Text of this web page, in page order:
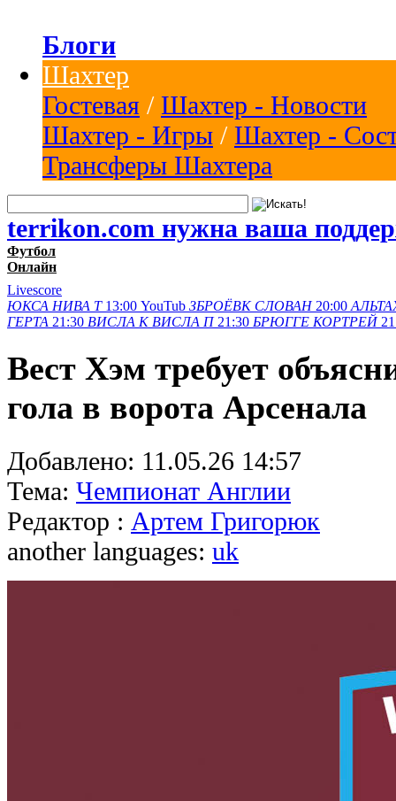
Блоги
Шахтер
Гостевая / Шахтер - Новости
Шахтер - Игры / Шахтер -
Трансферы Шахтера
terrikon.com нужна ваша
Футбол
Онлайн
Livescore
ЮКСА НИВА Т 13:00 YouTub ЗБРОЁВК СЛОВАН 20:00
ГЕРТА 21:30 ВИСЛА K ВИСЛА П 21:30 БРЮГГЕ КОРТРЕЙ
Вест Хэм требует
гола в ворота Арсенала
Добавлено: 11.05.26 14:57
Тема: Чемпионат Англии
Редактор : Артем Григорюк
another languages: uk